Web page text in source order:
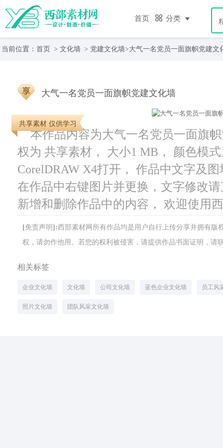
首页 分类
当前位置： 首页 > 文化墙 > 党建文化墙>大气一名党员一面旗帜党建文
大气一名党员一面旗帜党建文化墙
共享素材 仅供学习
本作品内容为大气一名党员一面旗
权为 共享素材， 大小1 MB， 颜色模
CorelDRAW X4打开， 作品中文字及
在作品中右键图片并更换，文字修改
新增和删除作品中的内容， 欢迎使用
[免责声明]:西部素材网所有作品均是用户自行上传分享并拥有
权，请勿作他用。若您的权利被侵害，请提供作品书面证明，请
相关标签
企业文化墙 文化墙 公司文化墙 蓝色企业文化墙 员工风
照片文化墙 团队风采文化墙